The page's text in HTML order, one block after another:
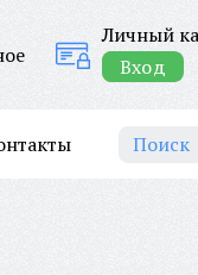
Личный
Вход